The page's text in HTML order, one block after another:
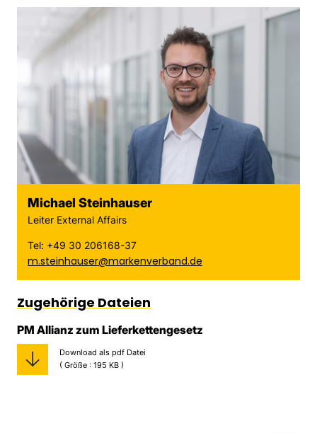
Michael Steinhauser
Leiter External Affairs
Tel: +49 30 206168-37
m.steinhauser@markenverband.de
Zugehörige Dateien
PM Allianz zum Lieferkettengesetz
Download als pdf Datei
( Größe : 195 KB )